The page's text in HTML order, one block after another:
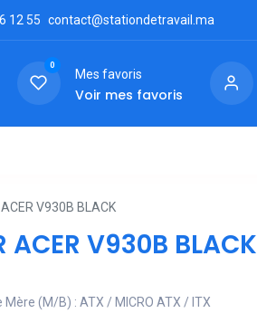
12 55 contact@stationdetravail.ma
0
Mes favoris
Voir mes favoris
V930B BLACK
ACER V930B BLACK
(M/B) : ATX / MICRO ATX / ITX